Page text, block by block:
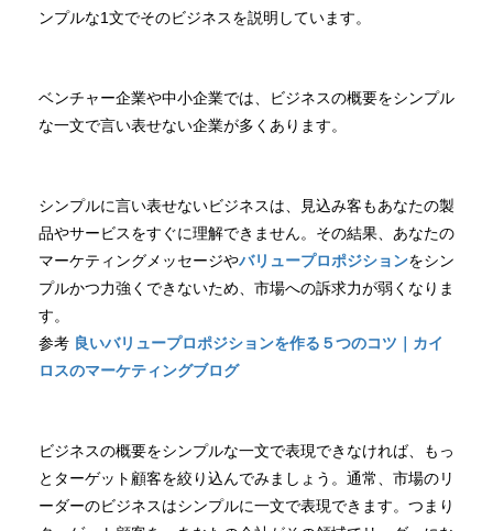
ンプルな1文でそのビジネスを説明しています。
ベンチャー企業や中小企業では、ビジネスの概要をシンプル
な一文で言い表せない企業が多くあります。
シンプルに言い表せないビジネスは、見込み客もあなたの製
品やサービスをすぐに理解できません。その結果、あなたの
マーケティングメッセージやバリュープロポジションをシン
プルかつ力強くできないため、市場への訴求力が弱くなりま
す。
参考 良いバリュープロポジションを作る５つのコツ｜カイ
ロスのマーケティングブログ
ビジネスの概要をシンプルな一文で表現できなければ、もっ
とターゲット顧客を絞り込んでみましょう。通常、市場のリ
ーダーのビジネスはシンプルに一文で表現できます。つまり